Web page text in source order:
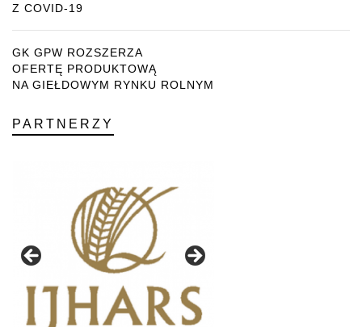
Z COVID-19
GK GPW ROZSZERZA
OFERTĘ PRODUKTOWĄ
NA GIEŁDOWYM RYNKU ROLNYM
PARTNERZY